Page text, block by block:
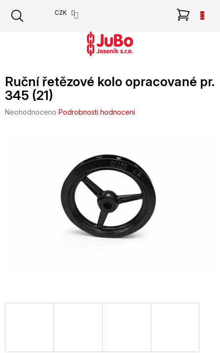
obsah
CZK
Ruční řetězové kolo opracované pr.
345 (21)
Průměrné
Neohodnoceno Podrobnosti hodnocení